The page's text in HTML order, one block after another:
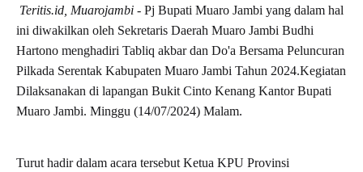
Teritis.id, Muarojambi - Pj Bupati Muaro Jambi yang dalam hal
ini diwakilkan oleh Sekretaris Daerah Muaro Jambi Budhi
Hartono menghadiri Tabliq akbar dan Do'a Bersama Peluncuran
Pilkada Serentak Kabupaten Muaro Jambi Tahun 2024.Kegiatan
Dilaksanakan di lapangan Bukit Cinto Kenang Kantor Bupati
Muaro Jambi. Minggu (14/07/2024) Malam.
Turut hadir dalam acara tersebut Ketua KPU Provinsi